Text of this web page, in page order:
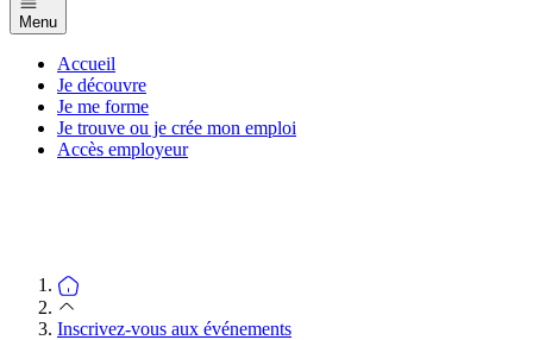
Menu
Accueil
Je découvre
Je me forme
Je trouve ou je crée mon emploi
Accès employeur
Inscrivez-vous aux événements